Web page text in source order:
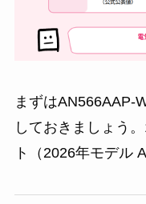
まずはAN566AAP-
しておきましょう
ト（2026年モデル